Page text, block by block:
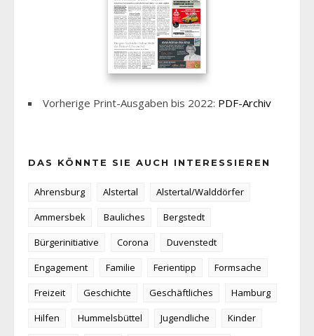
Vorherige Print-Ausgaben bis 2022: PDF-Archiv
DAS KÖNNTE SIE AUCH INTERESSIEREN
Ahrensburg Alstertal
Alstertal/Walddörfer
Ammersbek
Bauliches
Bergstedt
Bürgerinitiative
Corona
Duvenstedt
Engagement
Familie Ferientipp
Formsache
Freizeit
Geschichte Geschäftliches
Hamburg
Hilfen
Hummelsbüttel Jugendliche
Kinder